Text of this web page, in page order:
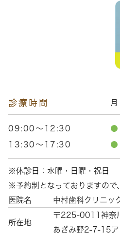
診療時間 月
09:00～12:30 ●
13:30～17:30 ●
※休診日：水曜・日曜・祝日
※予約制となっておりますので
医院名
中村歯科クリニッ
所在地
〒225-0011 神奈
あざみ野2-7-15